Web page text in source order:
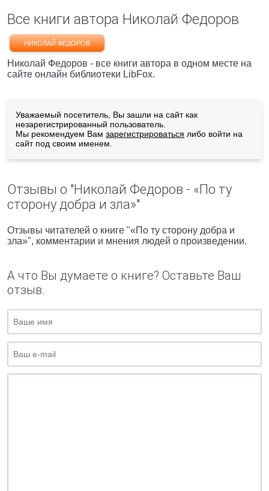
Все книги автора Николай Федоров
НИКОЛАЙ ФЕДОРОВ
Николай Федоров - все книги автора в одном месте на
сайте онлайн библиотеки LibFox.
Уважаемый посетитель, Вы зашли на сайт как
незарегистрированный пользователь.
Мы рекомендуем Вам зарегистрироваться либо войти на
сайт под своим именем.
Отзывы о "Николай Федоров - «По ту
сторону добра и зла»"
Отзывы читателей о книге "«По ту сторону добра и
зла»", комментарии и мнения людей о произведении.
А что Вы думаете о книге? Оставьте Ваш
отзыв.